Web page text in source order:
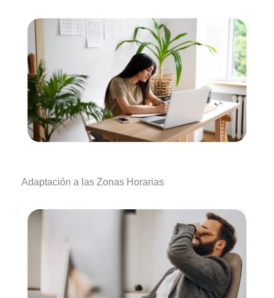
Adaptación a las Zonas Horarias